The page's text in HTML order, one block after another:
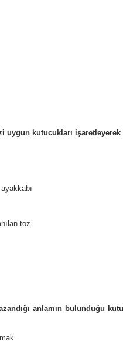
uygun kutucukları
toz
anlamın bulunduğu